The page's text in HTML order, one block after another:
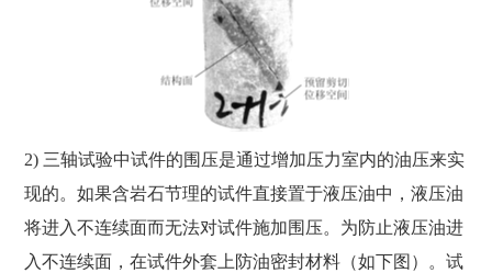
2) 三轴试验中试件的围压是通过增加压力室内的油压来实
现的。如果含岩石节理的试件直接置于液压油中，液压油
将进入不连续面而无法对试件施加围压。为防止液压油进
入不连续面，在试件外套上防油密封材料（如下图）。试